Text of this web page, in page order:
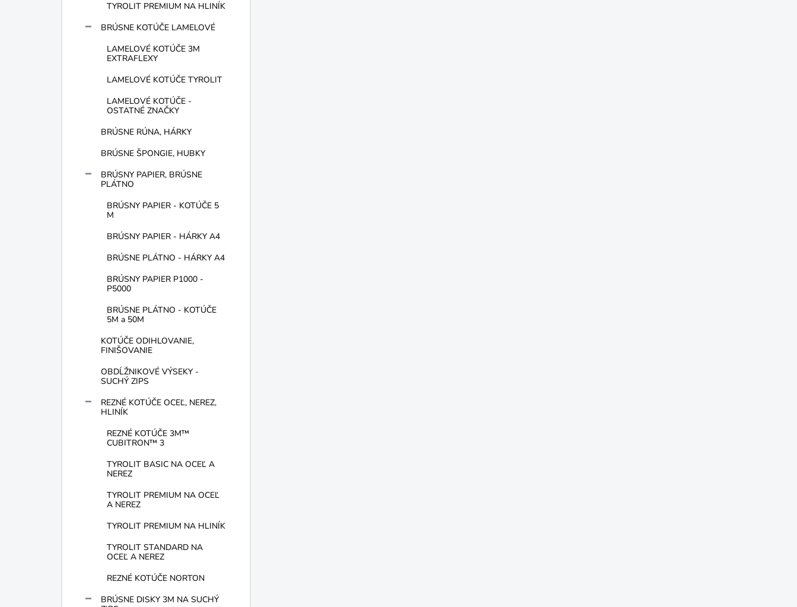
TYROLIT PREMIUM NA HLINÍK
BRÚSNE KOTÚČE LAMELOVÉ
LAMELOVÉ KOTÚČE 3M
EXTRAFLEXY
LAMELOVÉ KOTÚČE TYROLIT
LAMELOVÉ KOTÚČE -
OSTATNÉ ZNAČKY
BRÚSNE RÚNA, HÁRKY
BRÚSNE ŠPONGIE, HUBKY
BRÚSNY PAPIER, BRÚSNE
PLÁTNO
BRÚSNY PAPIER - KOTÚČE 5
M
BRÚSNY PAPIER - HÁRKY A4
BRÚSNE PLÁTNO - HÁRKY A4
BRÚSNY PAPIER P1000 -
P5000
BRÚSNE PLÁTNO - KOTÚČE
5M a 50M
KOTÚČE ODIHLOVANIE,
FINIŠOVANIE
OBDĹŽNIKOVÉ VÝSEKY -
SUCHÝ ZIPS
REZNÉ KOTÚČE OCEĽ, NEREZ,
HLINÍK
REZNÉ KOTÚČE 3M™
CUBITRON™ 3
TYROLIT BASIC NA OCEĽ A
NEREZ
TYROLIT PREMIUM NA OCEĽ
A NEREZ
TYROLIT PREMIUM NA HLINÍK
TYROLIT STANDARD NA
OCEĽ A NEREZ
REZNÉ KOTÚČE NORTON
BRÚSNE DISKY 3M NA SUCHÝ